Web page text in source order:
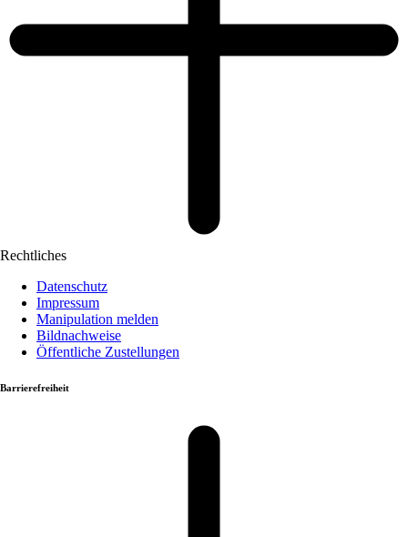
Rechtliches
Datenschutz
Impressum
Manipulation melden
Bildnachweise
Öffentliche Zustellungen
Barrierefreiheit